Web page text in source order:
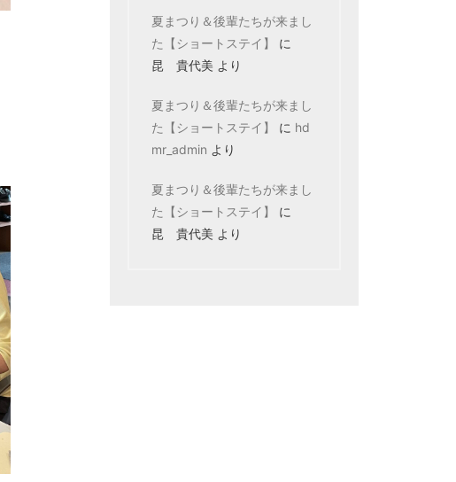
夏まつり＆後輩たちが来まし
た【ショートステイ】
に
昆 貴代美 より
夏まつり＆後輩たちが来まし
た【ショートステイ】
に hd
mr_admin より
夏まつり＆後輩たちが来まし
た【ショートステイ】
に
昆 貴代美 より